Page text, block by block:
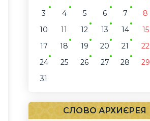
3
4 5 6 7 8
10
11 12 13 14 15
17
18 19 20 21 22
24
25 26 27 28 29
31
СЛОВО АРХИЄРЕЯ